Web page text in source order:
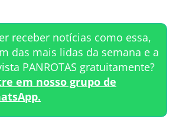
receber notícias como essa,
das mais lidas da semana e a
PANROTAS gratuitamente?
em nosso grupo de